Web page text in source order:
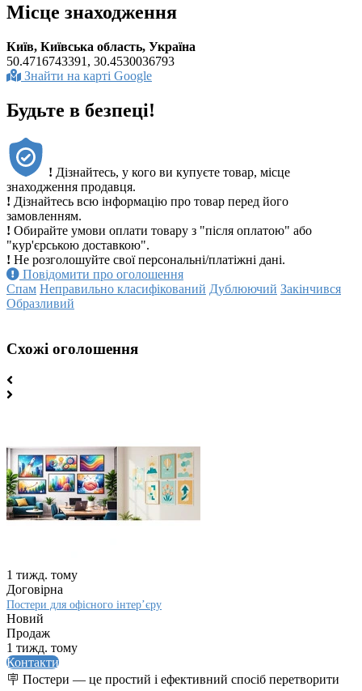
Місце знаходження
Київ, Київська область, Україна
50.4716743391, 30.4530036793
Знайти на карті Google
Будьте в безпеці!
! Дізнайтесь, у кого ви купуєте товар, місце
знаходження продавця.
! Дізнайтесь всю інформацію про товар перед його
замовленням.
! Обирайте умови оплати товару з "після оплатою" або
"кур'єрською доставкою".
! Не розголошуйте свої персональні/платіжні дані.
Повідомити про оголошення
Спам Неправильно класифікований Дублюючий Закінчився
Образливий
Схожі оголошення
1 тижд. тому
Договірна
Постери для офісного інтер’єру
Новий
Продаж
1 тижд. тому
Контакти
🪧 Постери — це простий і ефективний спосіб перетворити